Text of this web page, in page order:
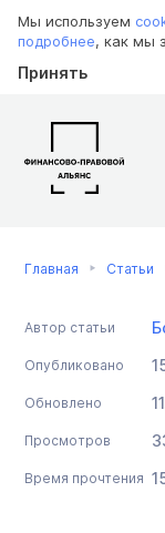
Мы используем
подробнее, как мы
Принять
Главная Статьи
Автор статьи
Опубликовано
Обновлено
Просмотров
Время прочтения